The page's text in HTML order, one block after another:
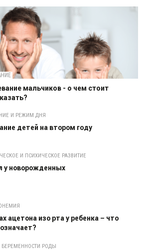
мальчиков - о чем стоит
И РЕЖИМ ДНЯ
детей на втором году
И ПСИХИЧЕСКОЕ РАЗВИТИЕ
у новорожденных
ацетона изо рта у ребенка – что
БЕРЕМЕННОСТИ РОДЫ